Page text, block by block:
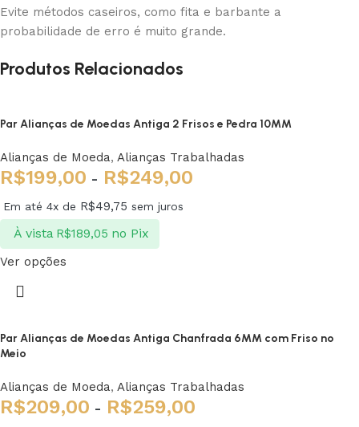
Evite métodos caseiros, como fita e barbante a
probabilidade de erro é muito grande.
Produtos Relacionados
Par Alianças de Moedas Antiga 2 Frisos e Pedra 10MM
Alianças de Moeda, Alianças Trabalhadas
R$199,00 - R$249,00
Em até 4x de R$49,75 sem juros
À vista R$189,05 no Pix
Ver opções
Par Alianças de Moedas Antiga Chanfrada 6MM com Friso no
Meio
Alianças de Moeda, Alianças Trabalhadas
R$209,00 - R$259,00